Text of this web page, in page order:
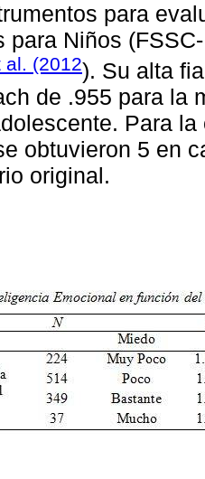
para
para Niños
al. (2012). Su alta
de .955 para la
Para
obtuvieron 5 en
original.